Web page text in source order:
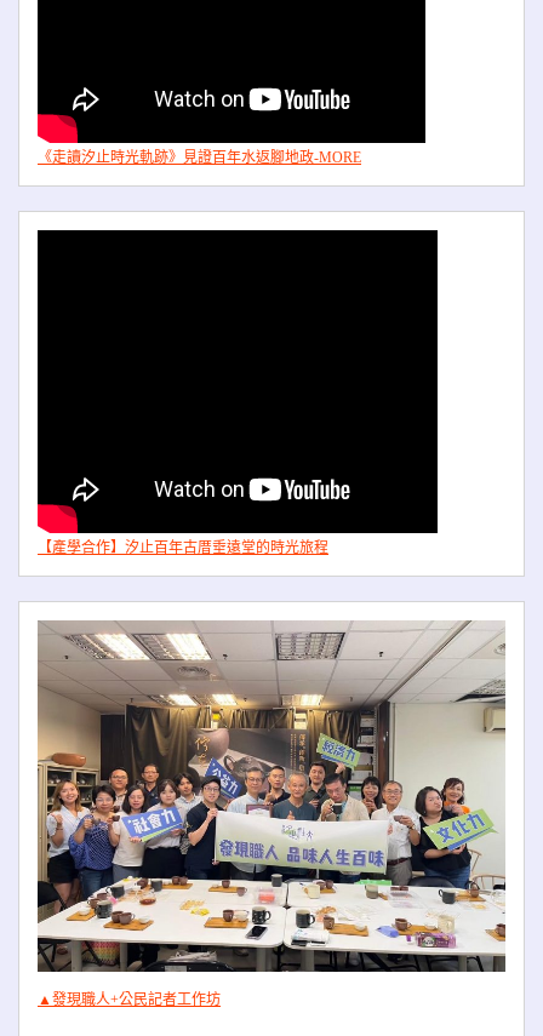
《走讀汐止時光軌跡》見證百年水返腳地政-MORE
【產學合作】汐止百年古厝垂遠堂的時光旅程
▲發現職人+公民記者工作坊